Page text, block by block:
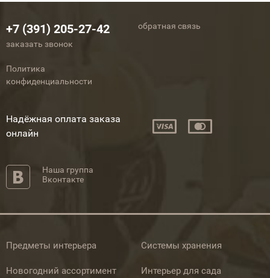
+7 (391) 205-27-42
заказать звонок
обратная связь
Политика
конфиденциальности
Надёжная оплата заказа
онлайн
Наша группа
Вконтакте
Предметы интерьера
Новогодний ассортимент
Системы хранения
Интерьер для сада